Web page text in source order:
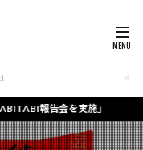
会を実施」